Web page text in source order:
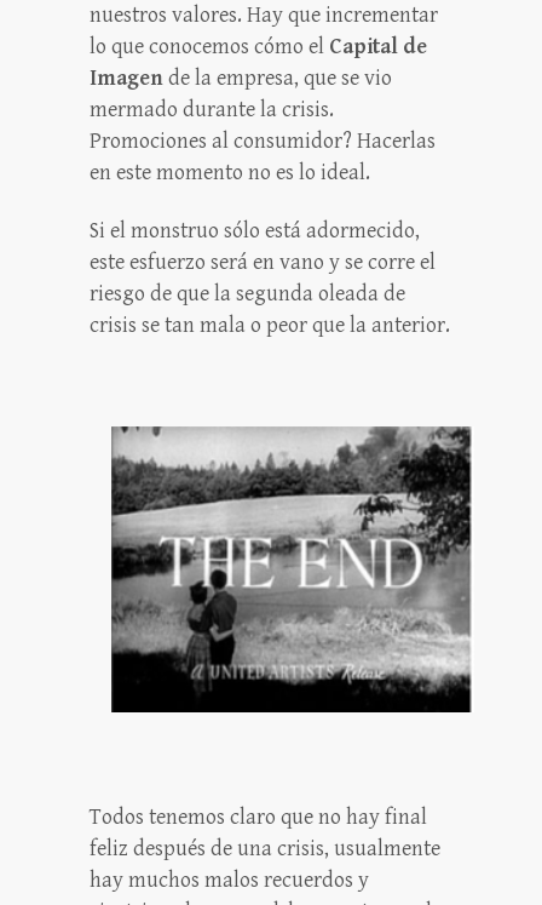
nuestros valores. Hay que incrementar
lo que conocemos cómo el Capital de
Imagende la empresa, que se vio
mermado durante la crisis.
Promociones al consumidor? Hacerlas
en este momento no es lo ideal.
Si el monstruo sólo está adormecido,
este esfuerzo será en vano y se corre el
riesgo de que la segunda oleada de
crisis se tan mala o peor que la anterior.
Todos tenemos claro que no hay final
feliz después de una crisis, usualmente
hay muchos malos recuerdos y